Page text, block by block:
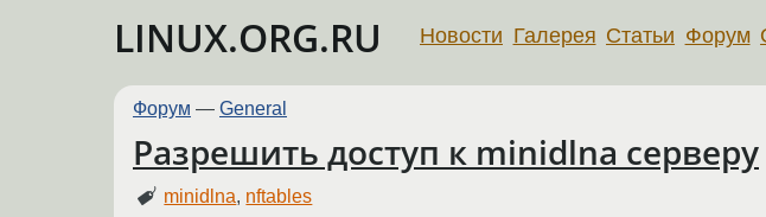
LINUX.ORG.RU Новости Галерея Статьи Форум
Форум — General
Разрешить доступ к minidlna серверу
minidlna, nftables